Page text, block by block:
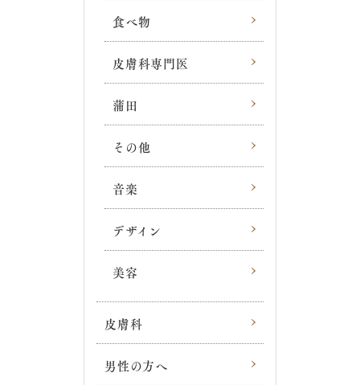
食べ物
皮膚科専門医
蒲田
その他
音楽
デザイン
美容
皮膚科
男性の方へ